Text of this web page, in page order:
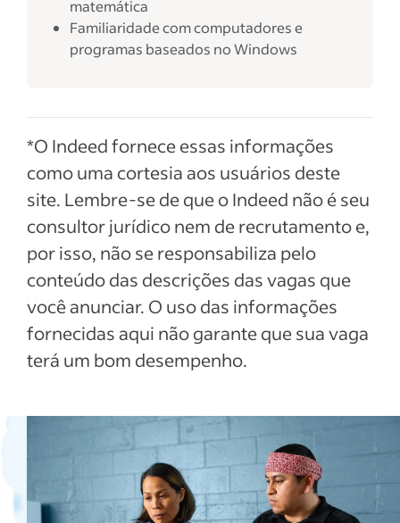
matemática
Familiaridade com computadores e
programas baseados no Windows
*O Indeed fornece essas informações
como uma cortesia aos usuários deste
site. Lembre-se de que o Indeed não é seu
consultor jurídico nem de recrutamento e,
por isso, não se responsabiliza pelo
conteúdo das descrições das vagas que
você anunciar. O uso das informações
fornecidas aqui não garante que sua vaga
terá um bom desempenho.